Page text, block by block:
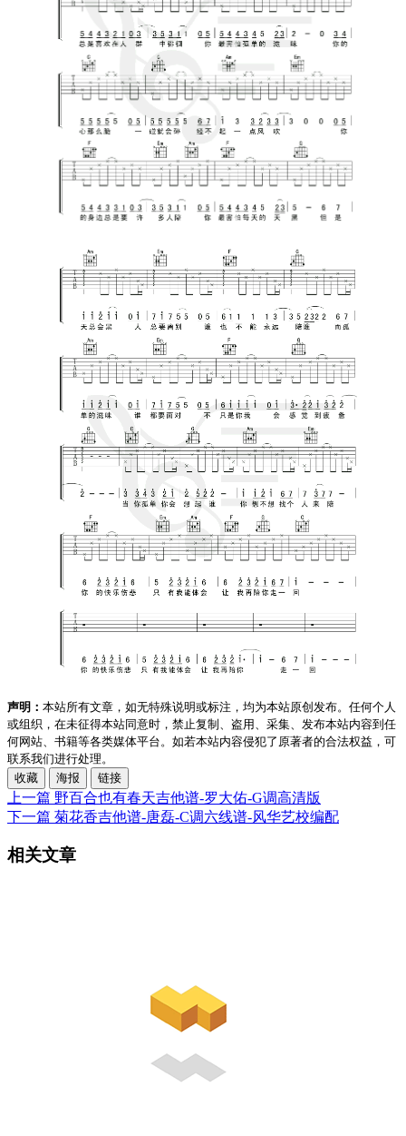
声明： 本站所有文章，如无特殊说明或标注，均为本站原创发布。任何个人
或组织，在未征得本站同意时，禁止复制、盗用、采集、发布本站内容到任
何网站、书籍等各类媒体平台。如若本站内容侵犯了原著者的合法权益，可
联系我们进行处理。
收藏
海报 链接
上一篇 野百合也有春天吉他谱-罗大佑-G调高清版
下一篇 菊花香吉他谱-唐磊-C调六线谱-风华艺校编配
相关文章